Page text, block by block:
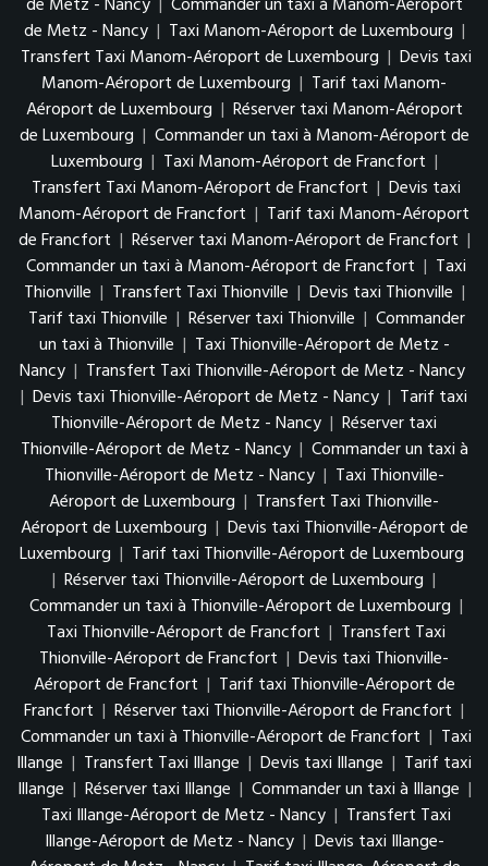
de Metz - Nancy | Commander un taxi à Manom-Aéroport
de Metz - Nancy | Taxi Manom-Aéroport de Luxembourg |
Transfert Taxi Manom-Aéroport de Luxembourg | Devis taxi
Manom-Aéroport de Luxembourg | Tarif taxi Manom-
Aéroport de Luxembourg | Réserver taxi Manom-Aéroport
de Luxembourg | Commander un taxi à Manom-Aéroport de
Luxembourg | Taxi Manom-Aéroport de Francfort |
Transfert Taxi Manom-Aéroport de Francfort | Devis taxi
Manom-Aéroport de Francfort | Tarif taxi Manom-Aéroport
de Francfort | Réserver taxi Manom-Aéroport de Francfort |
Commander un taxi à Manom-Aéroport de Francfort | Taxi
Thionville | Transfert Taxi Thionville | Devis taxi Thionville |
Tarif taxi Thionville | Réserver taxi Thionville | Commander
un taxi à Thionville | Taxi Thionville-Aéroport de Metz -
Nancy | Transfert Taxi Thionville-Aéroport de Metz - Nancy
| Devis taxi Thionville-Aéroport de Metz - Nancy | Tarif taxi
Thionville-Aéroport de Metz - Nancy | Réserver taxi
Thionville-Aéroport de Metz - Nancy | Commander un taxi à
Thionville-Aéroport de Metz - Nancy | Taxi Thionville-
Aéroport de Luxembourg | Transfert Taxi Thionville-
Aéroport de Luxembourg | Devis taxi Thionville-Aéroport de
Luxembourg | Tarif taxi Thionville-Aéroport de Luxembourg
| Réserver taxi Thionville-Aéroport de Luxembourg |
Commander un taxi à Thionville-Aéroport de Luxembourg |
Taxi Thionville-Aéroport de Francfort | Transfert Taxi
Thionville-Aéroport de Francfort | Devis taxi Thionville-
Aéroport de Francfort | Tarif taxi Thionville-Aéroport de
Francfort | Réserver taxi Thionville-Aéroport de Francfort |
Commander un taxi à Thionville-Aéroport de Francfort | Taxi
Illange | Transfert Taxi Illange | Devis taxi Illange | Tarif taxi
Illange | Réserver taxi Illange | Commander un taxi à Illange |
Taxi Illange-Aéroport de Metz - Nancy | Transfert Taxi
Illange-Aéroport de Metz - Nancy | Devis taxi Illange-